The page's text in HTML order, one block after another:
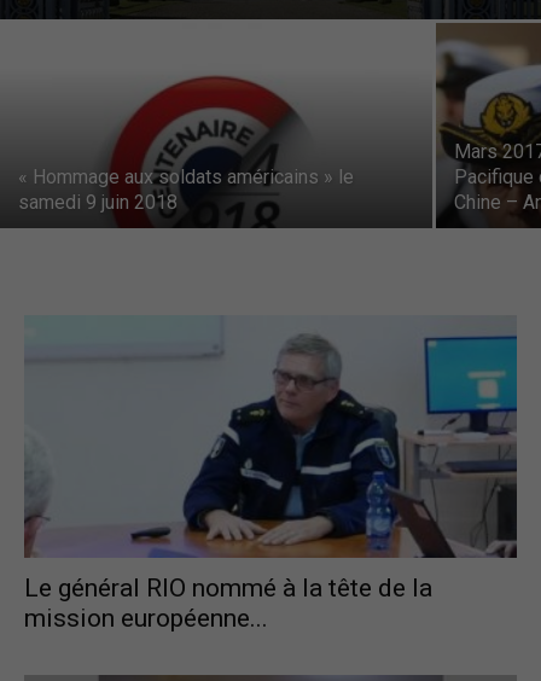
Ile-
France
« Hommage aux soldats américains » le
samedi 9 juin 2018
Mars
Pacifique
Chine –
Le général RIO nommé à la tête de la
mission européenne...